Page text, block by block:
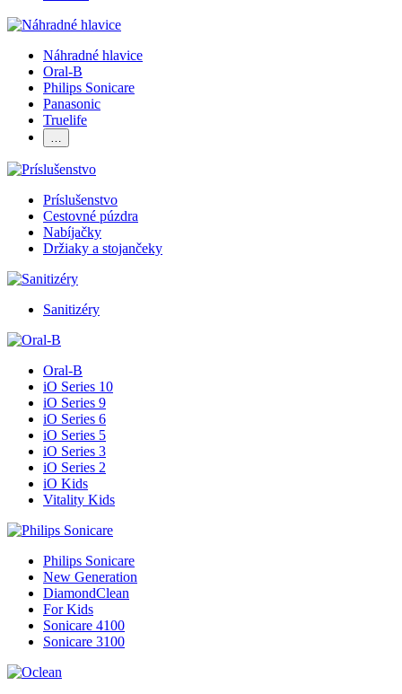
Náhradné hlavice
Oral-B
Philips Sonicare
Panasonic
Truelife
…
Príslušenstvo
Cestovné púzdra
Nabíjačky
Držiaky a stojančeky
Sanitizéry
Oral-B
iO Series 10
iO Series 9
iO Series 6
iO Series 5
iO Series 3
iO Series 2
iO Kids
Vitality Kids
Philips Sonicare
New Generation
DiamondClean
For Kids
Sonicare 4100
Sonicare 3100